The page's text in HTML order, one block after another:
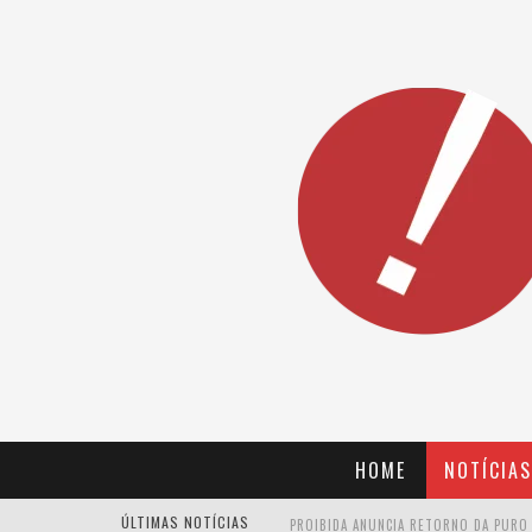
HOME NOTÍCIAS
ÚLTIMAS NOTÍCIAS